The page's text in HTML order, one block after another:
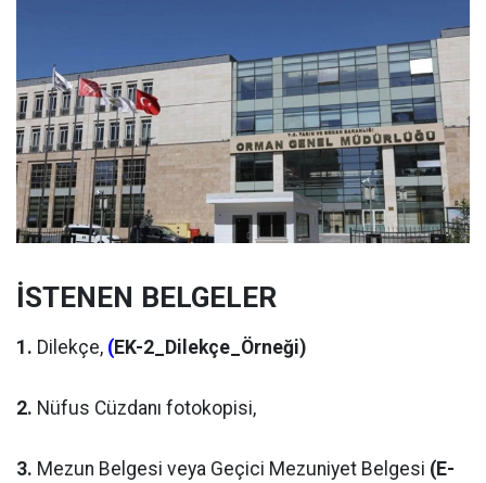
İSTENEN BELGELER
1. Dilekçe, (EK-2_Dilekçe_Örneği)
2. Nüfus Cüzdanı fotokopisi,
3. Mezun Belgesi veya Geçici Mezuniyet Belgesi (E-